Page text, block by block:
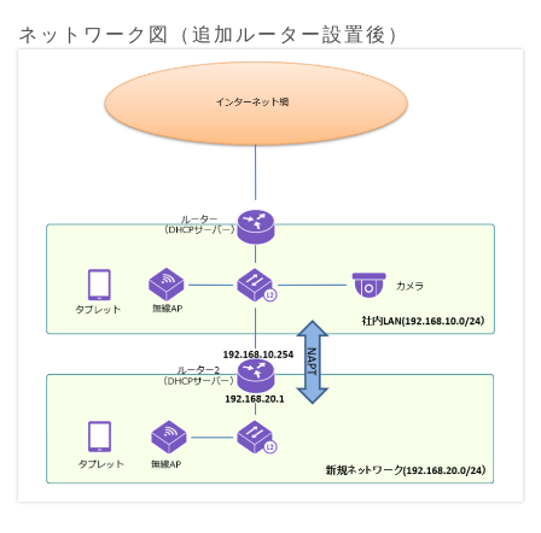
ネットワーク図（追加ルーター設置後）